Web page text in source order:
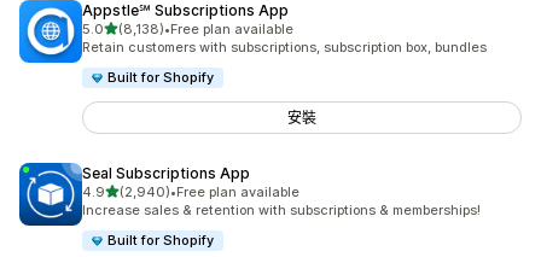
Appstle℠ Subscriptions App
5.0滿分 5 顆星
(8,138)
共有 8138 則評價
•Free plan available
Retain customers with subscriptions, subscription box, bundles
Built for Shopify
安裝
Seal Subscriptions App
4.9滿分 5 顆星
(2,940)
共有 2940 則評價
•Free plan available
Increase sales & retention with subscriptions & memberships!
Built for Shopify